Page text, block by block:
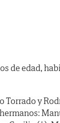
de edad,
Torrado y